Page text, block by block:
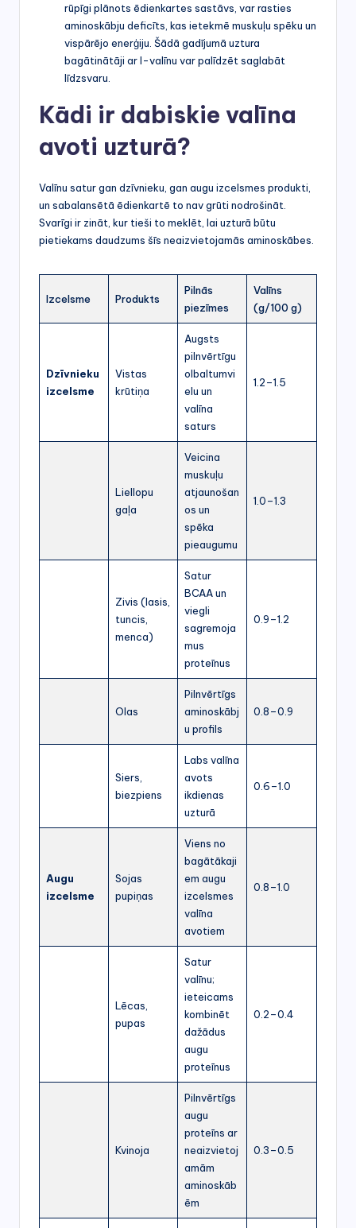
rūpīgi plānots ēdienkartes sastāvs, var rasties
aminoskābju deficīts, kas ietekmē muskuļu spēku un
vispārējo enerģiju. Šādā gadījumā uztura
bagātinātāji ar l-valīnu var palīdzēt saglabāt
līdzsvaru.
Kādi ir dabiskie valīna
avoti uzturā?
Valīnu satur gan dzīvnieku, gan augu izcelsmes produkti,
un sabalansētā ēdienkartē to nav grūti nodrošināt.
Svarīgi ir zināt, kur tieši to meklēt, lai uzturā būtu
pietiekams daudzums šīs neaizvietojamās aminoskābes.
Izcelsme Produkts
Pilnās
piezīmes
Valīns
(g/100 g)
Dzīvnieku
izcelsme
Vistas
krūtiņa
Augsts
pilnvērtīgu
olbaltumvi
elu un
valīna
saturs
1.2–1.5
Liellopu
gaļa
Veicina
muskuļu
atjaunošan
os un
spēka
pieaugumu
1.0–1.3
Zivis (lasis,
tuncis,
menca)
Satur
BCAA un
viegli
sagremoja
mus
proteīnus
0.9–1.2
Olas
Pilnvērtīgs
aminoskābj
u profils
0.8–0.9
Siers,
biezpiens
Labs valīna
avots
ikdienas
uzturā
0.6–1.0
Augu
izcelsme
Sojas
pupiņas
Viens no
bagātākaji
em augu
izcelsmes
valīna
avotiem
0.8–1.0
Lēcas,
pupas
Satur
valīnu;
ieteicams
kombinēt
dažādus
augu
proteīnus
0.2–0.4
Kvinoja
Pilnvērtīgs
augu
proteīns ar
neaizvietoj
amām
aminoskāb
ēm
0.3–0.5